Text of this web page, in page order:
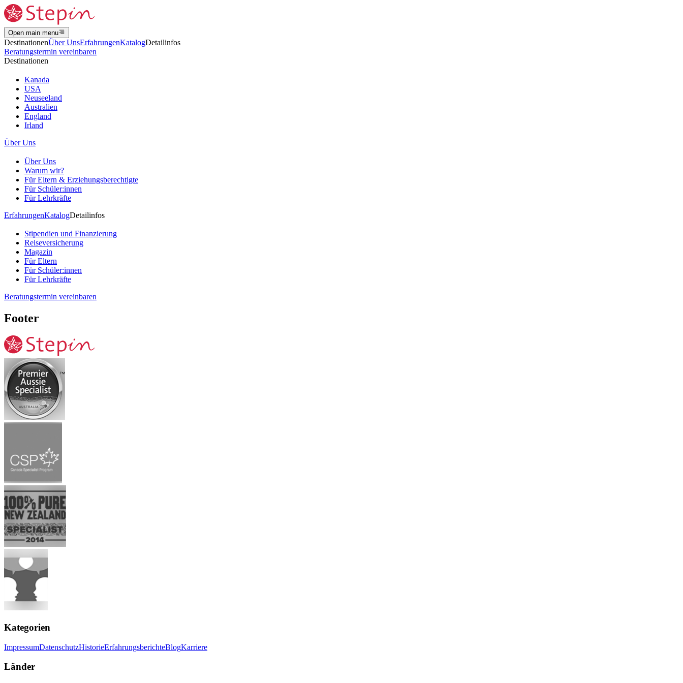
Open main menu
DestinationenÜber UnsErfahrungenKatalogDetailinfos
Beratungstermin vereinbaren
Destinationen
Kanada
USA
Neuseeland
Australien
England
Irland
Über Uns
Über Uns
Warum wir?
Für Eltern & Erziehungsberechtigte
Für Schüler:innen
Für Lehrkräfte
ErfahrungenKatalogDetailinfos
Stipendien und Finanzierung
Reiseversicherung
Magazin
Für Eltern
Für Schüler:innen
Für Lehrkräfte
Beratungstermin vereinbaren
Footer
Kategorien
ImpressumDatenschutzHistorieErfahrungsberichteBlogKarriere
Länder